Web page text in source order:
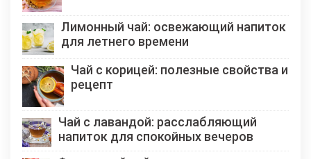
Лимонный чай: освежающий напиток
для летнего времени
Чай с корицей: полезные свойства и
рецепт
Чай с лавандой: расслабляющий
напиток для спокойных вечеров